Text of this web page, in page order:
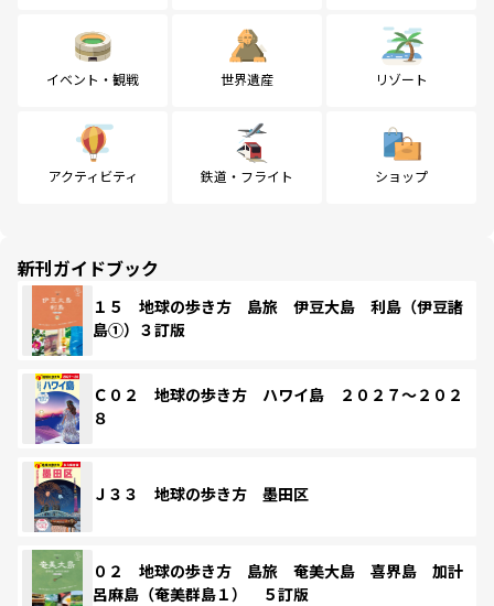
イベント・観戦 世界遺産 リゾート
アクティビティ 鉄道・フライト ショップ
新刊ガイドブック
１５ 地球の歩き方 島旅 伊豆大島 利島（伊豆諸
島①）３訂版
Ｃ０２ 地球の歩き方 ハワイ島 ２０２７～２０２
８
Ｊ３３ 地球の歩き方 墨田区
０２ 地球の歩き方 島旅 奄美大島 喜界島 加計
呂麻島（奄美群島１） ５訂版